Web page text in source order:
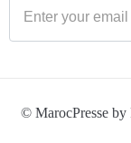
© MarocPresse